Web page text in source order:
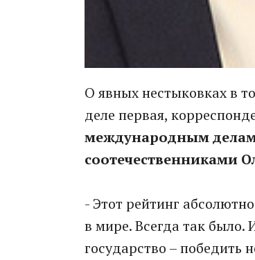
О явных нестыковках в
деле первая,
международным
соотечественниками
- Этот рейтинг
в мире. Всегда так было.
государство – победить